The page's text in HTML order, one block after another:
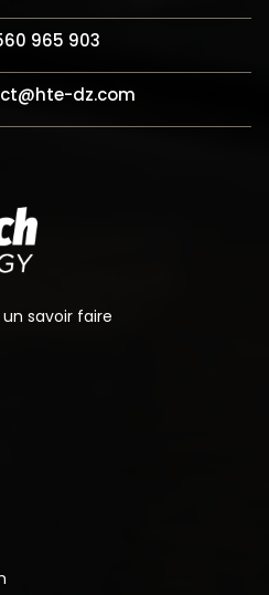
965 903
dz.com
savoir faire